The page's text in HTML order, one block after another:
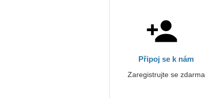
Připoj se k nám
Zaregistrujte se zdarma